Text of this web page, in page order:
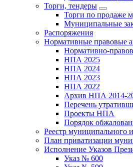
Торги, тендеры
Торги по продаже
Муниципальные
Распоряжения
Нормативные правовые
Нормативно-
НПА 2025
НПА 2024
НПА 2023
НПА 2022
Архив НПА 2014-
Перечень
Проекты НПА
Порядок
Реестр муниципального
План приватизации
Исполнение Указов
Указ № 600